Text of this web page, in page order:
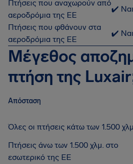
Πτήσεις που αναχωρούν από
αεροδρόμια της ΕΕ
✔️ Ναι
Πτήσεις που φθάνουν στα
αεροδρόμια της ΕΕ
✔️ Ναι
Μέγεθος
πτήση της
Απόσταση
Όλες οι πτήσεις κάτω των 1.500
Πτήσεις άνω των 1.500 χλμ. στο
εσωτερικό της ΕΕ